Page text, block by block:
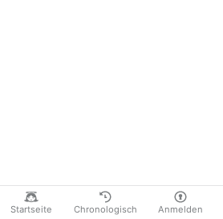
Startseite Chronologisch Anmelden